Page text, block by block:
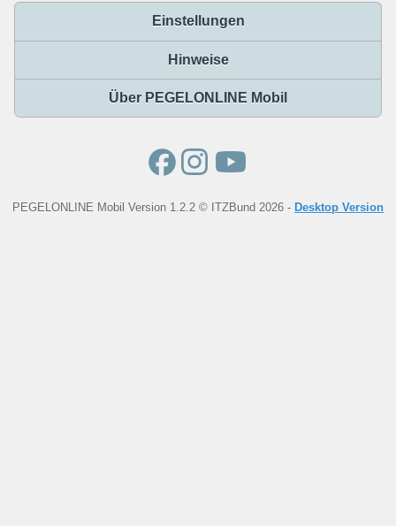
Einstellungen
Hinweise
Über PEGELONLINE Mobil
PEGELONLINE Mobil Version 1.2.2 © ITZBund 2026 - Desktop Version